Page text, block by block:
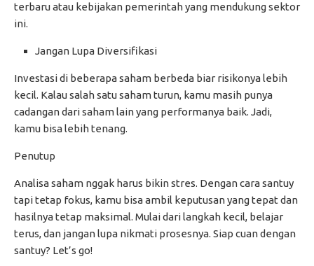
terbaru atau kebijakan pemerintah yang mendukung sektor
ini.
Jangan Lupa Diversifikasi
Investasi di beberapa saham berbeda biar risikonya lebih
kecil. Kalau salah satu saham turun, kamu masih punya
cadangan dari saham lain yang performanya baik. Jadi,
kamu bisa lebih tenang.
Penutup
Analisa saham nggak harus bikin stres. Dengan cara santuy
tapi tetap fokus, kamu bisa ambil keputusan yang tepat dan
hasilnya tetap maksimal. Mulai dari langkah kecil, belajar
terus, dan jangan lupa nikmati prosesnya. Siap cuan dengan
santuy? Let’s go!